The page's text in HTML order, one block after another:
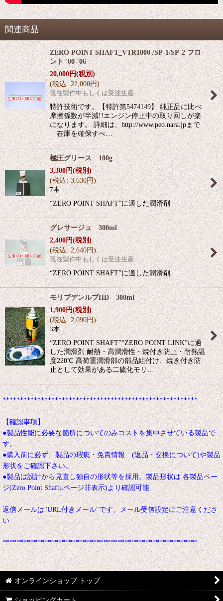
関連商品
ZERO POINT SHAFT_VTR1000 /SP-1/SP-2 フロ
ント '00-'06
20,000円(税別)
(税込: 22,000円)
現在製作中もしくは受注生産
特許技術です。【特許第5474149】 純正品に比べ
摩擦係数が半減!!エンジン停止中の取り回しが楽
になります。 詳細は、http://www.peo.nara.jpまで
在庫を確保すべ…
極圧グリース 100g
3,300円(税別)
(税込: 3,630円)
7本
“ZERO POINT SHAFT”に適した潤滑剤
グレサージュ 300ml
2,400円(税別)
(税込: 2,640円)
現在製作中もしくは受注生産
“ZERO POINT SHAFT”に適した潤滑剤
モリブデンルブHD 300ml
1,900円(税別)
(税込: 2,090円)
3本
“ZERO POINT SHAFT”“ZERO POINT LINK”に適
した潤滑剤 耐熱・高潤滑性・焼付き防止・耐熱温
度220℃ 高荷重潤滑部の部品組付け、焼き付き防
止として効果がある二硫化モリ…
********************************************************
【確認事項】
●製品性能に必要な箇所についてのみコストを集中させている製品で
す。
●購入前に必ず、製品の瑕疵・免責情報 (返品・交換について)や製品
形状をご確認下さい。
●製品は設計から見直し独自の形状等を採用。製品形状は 各製品ペー
ジ(Zero Point Shaftμページ非表示)より確認可能
返信メールは"URL付きメール"です。メール受信設定にご注意くださ
い
********************************************************
オンラインショップ トップ